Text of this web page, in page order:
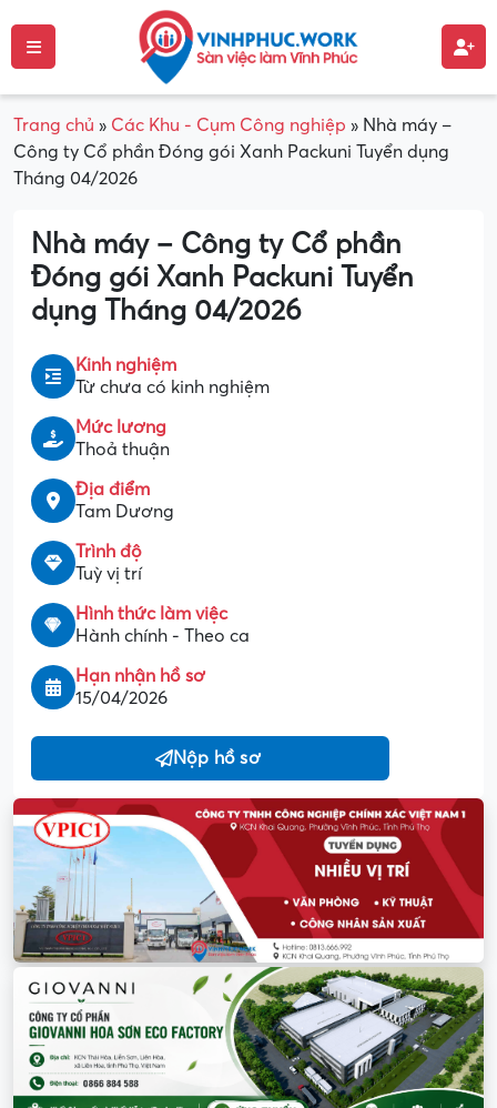
Trang chủ » Các Khu - Cụm Công nghiệp » Nhà máy –
Công ty Cổ phần Đóng gói Xanh Packuni Tuyển dụng
Tháng 04/2026
Nhà máy – Công ty Cổ phần
Đóng gói Xanh Packuni Tuyển
dụng Tháng 04/2026
Kinh nghiệm
Từ chưa có kinh nghiệm
Mức lương
Thoả thuận
Địa điểm
Tam Dương
Trình độ
Tuỳ vị trí
Hình thức làm việc
Hành chính - Theo ca
Hạn nhận hồ sơ
15/04/2026
Nộp hồ sơ